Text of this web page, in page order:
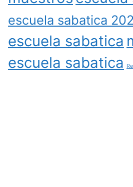
escuela sabatica
escuela sabatica
escuela sabatica